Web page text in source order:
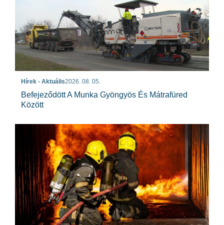
Hírek - Aktuális2026. 08. 05.
Befejeződött A Munka Gyöngyös És Mátrafüred
Között